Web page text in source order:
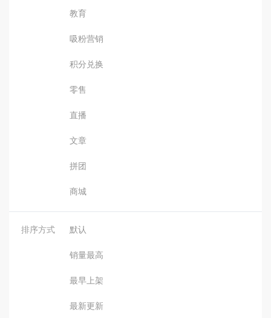
教育
吸粉营销
积分兑换
零售
直播
文章
拼团
商城
排序方式 默认
销量最高
最早上架
最新更新